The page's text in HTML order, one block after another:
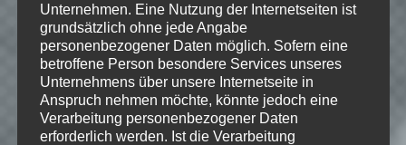
Wenn Dir das Spiel gefällt,
unterstütze bitte die Entwickler und
kaufe Dir das Spiel im Original!
Origin:https://www.origin.com/deu/de-
de/store/rayman/rayman-
origins/standard-edition
Unternehmen. Eine Nutzung der Internetseiten ist
grundsätzlich ohne jede Angabe
personenbezogener Daten möglich. Sofern eine
betroffene Person besondere Services unseres
Unternehmens über unsere Internetseite in
Anspruch nehmen möchte, könnte jedoch eine
Verarbeitung personenbezogener Daten
erforderlich werden. Ist die Verarbeitung